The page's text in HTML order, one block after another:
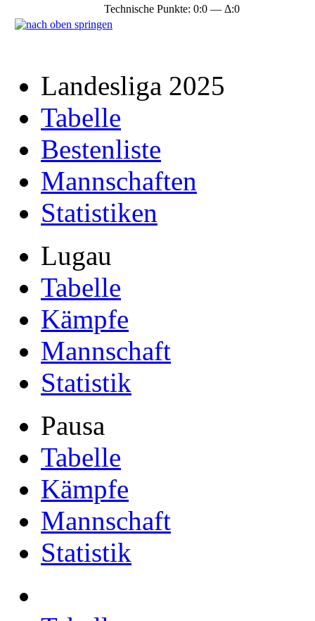
Technische Punkte: 0:0 — Δ:0
Landesliga 2025
Tabelle
Bestenliste
Mannschaften
Statistiken
Lugau
Tabelle
Kämpfe
Mannschaft
Statistik
Pausa
Tabelle
Kämpfe
Mannschaft
Statistik